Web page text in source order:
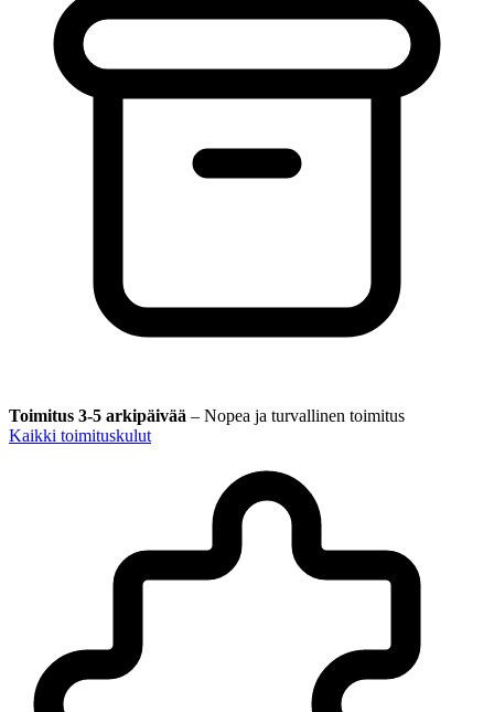
Toimitus 3-5 arkipäivää – Nopea ja turvallinen toimitus
Kaikki toimituskulut